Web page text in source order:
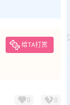
给TA打赏
0 0